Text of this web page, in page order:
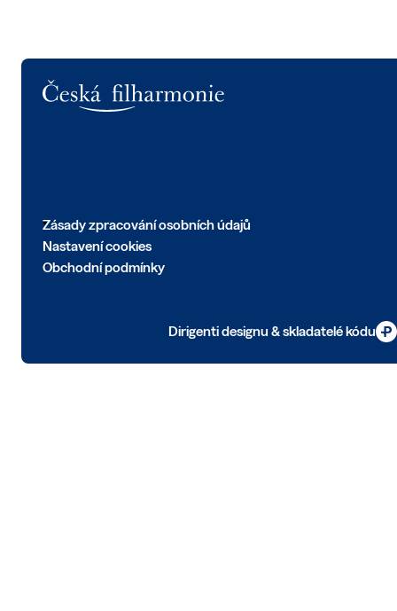
Zásady zpracování osobních údajů
Nastavení cookies
Obchodní podmínky
Dirigenti designu & skladatelé kódu